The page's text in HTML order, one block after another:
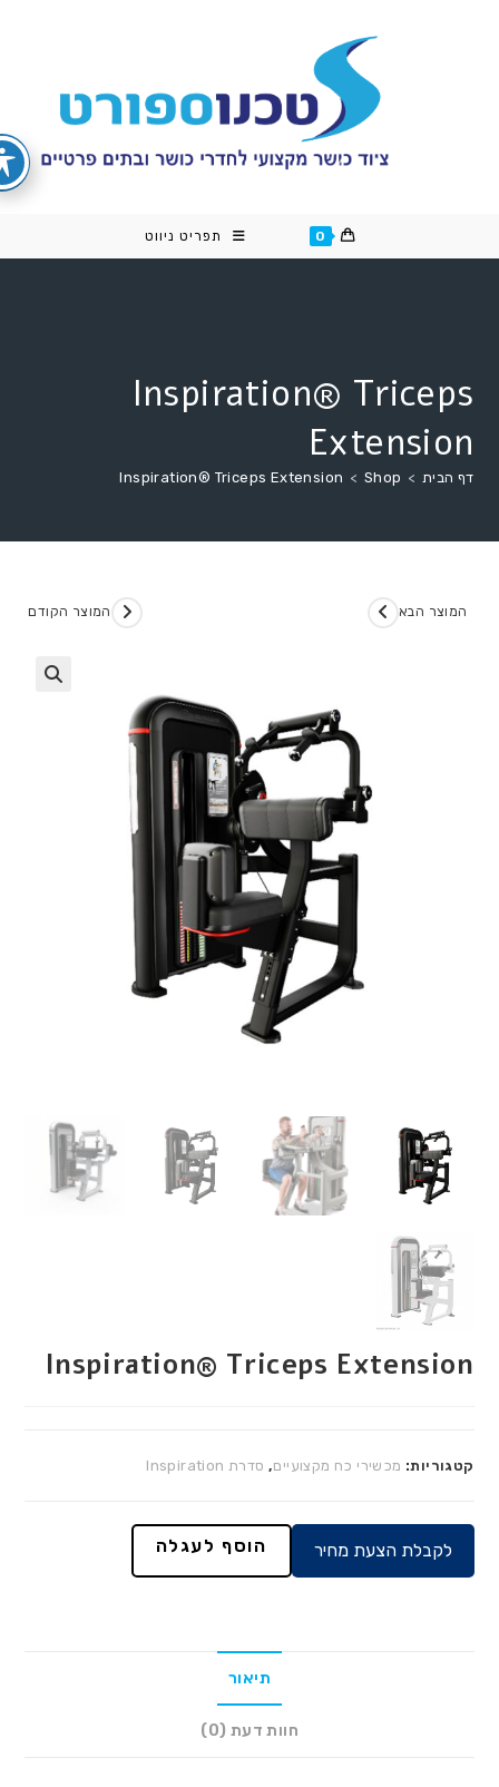
0 תפריט ניווט
Inspiration® Triceps
Extension
דף הבית >
Shop
>
Inspiration® Triceps Extension
המוצר הקודם המוצר הבא
Inspiration® Triceps Extension
קטגוריות:מכשירי כח מקצועיים, סדרת Inspiration
לקבלת הצעת מחיר הוסף לעגלה
תיאור
חוות דעת (0)